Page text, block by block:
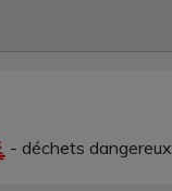
- déchets dangereux